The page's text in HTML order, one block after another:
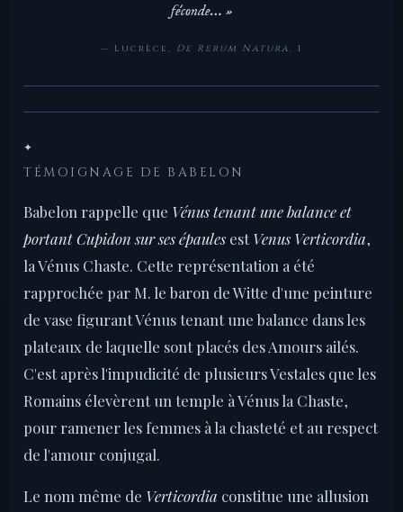
féconde… »
— Lucrèce, De Rerum Natura, I
✦
TÉMOIGNAGE DE BABELON
Babelon rappelle que Vénus tenant une balance et
portant Cupidon sur ses épaules estVenus Verticordia,
la Vénus Chaste. Cette représentation a été
rapprochée par M. le baron de Witte d'une peinture
de vase figurant Vénus tenant une balance dans les
plateaux de laquelle sont placés des Amours ailés.
C'est après l'impudicité de plusieurs Vestales que les
Romains élevèrent un temple à Vénus la Chaste,
pour ramener les femmes à la chasteté et au respect
de l'amour conjugal.
Le nom même de Verticordia constitue une allusion